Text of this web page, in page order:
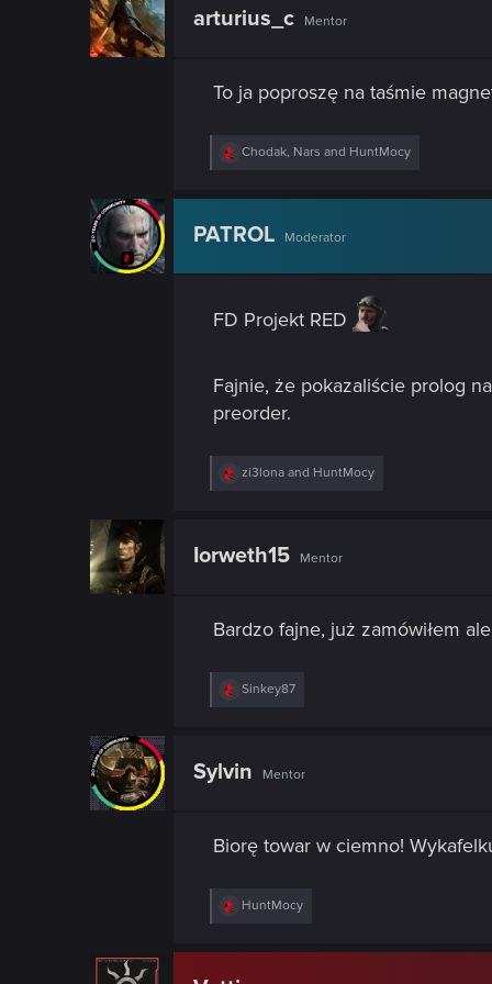
arturius_c Mentor
To ja poproszę na taśmie
R
c
i
n
Chodak, Nars and HuntMocy
PATROL Moderator
FD Projekt RED
Fajnie, że pokazaliście prolog
preorder.
R
i
:
zi3lona and HuntMocy
Iorweth15 Mentor
Bardzo fajne, już zamówiłem
R
i
:
Sinkey87
Sylvin Mentor
Biorę towar w ciemno!
R
c
HuntMocy